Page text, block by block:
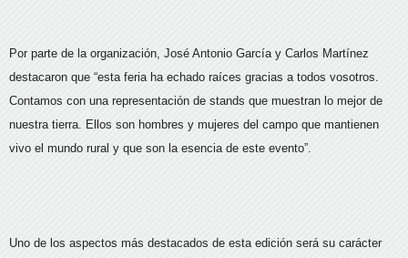
Por parte de la organización, José Antonio García y Carlos Martínez
destacaron que “esta feria ha echado raíces gracias a todos vosotros.
Contamos con una representación de stands que muestran lo mejor de
nuestra tierra. Ellos son hombres y mujeres del campo que mantienen
vivo el mundo rural y que son la esencia de este evento”.
Uno de los aspectos más destacados de esta edición será su carácter